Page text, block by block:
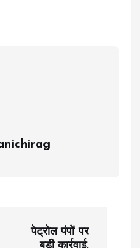
पेट्रोल पंपों पर
बड़ी कार्रवाई,